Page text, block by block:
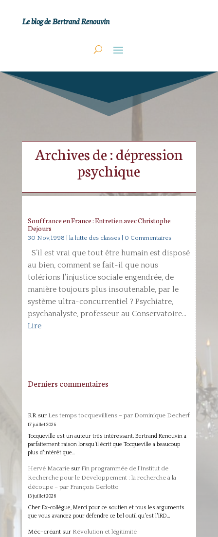
Le blog de Bertrand Renouvin
Archives de : dépression
psychique
Souffrance en France : Entretien avec Christophe
Dejours
30 Nov,1998 la lutte des classes| 0 Commentaires
S’il est vrai que tout être humain est disposé
au bien, comment se fait-il que nous
tolérions l'injustice sociale engendrée, de
manière toujours plus insoutenable, par le
système ultra-concurrentiel ? Psychiatre,
psychanalyste, professeur au Conservatoire...
Lire
Derniers commentaires
RRsur Les temps tocquevilliens – par Dominique Decherf
17 juillet 2026
Tocqueville est un auteur très intéressant. Bertrand Renouvin a
parfaitement raison lorsqu'il écrit que Tocqueville a beaucoup
plus d'intérêt que…
Hervé Macariesur Fin programmée de l’Institut de
Recherche pour le Développement : la recherche à la
découpe – par François Gerlotto
13 juillet 2026
Cher Ex-collègue, Merci pour ce soutien et tous les arguments
que vous avancez pour défendre ce bel outil qu'est l'IRD…
Méc-créantsur Révolution et légitimité